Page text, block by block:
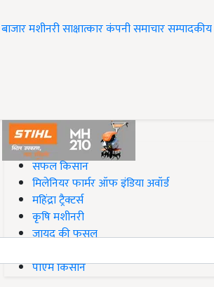
बाजारमशीनरीसाक्षात्कारकंपनी समाचारसम्पादकीय
#Top on Krishi Jagran
सफल किसान
मिलेनियर फार्मर ऑफ इंडिया अवॉर्ड
महिंद्रा ट्रैक्टर्स
कृषि मशीनरी
जायद की फसल
पीएम किसान